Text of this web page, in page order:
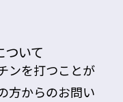
いて
ンを打つことが
方からのお問い